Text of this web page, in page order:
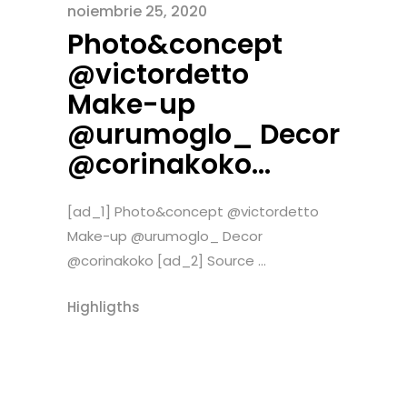
noiembrie 25, 2020
Photo&concept
@victordetto
Make-up
@urumoglo_ Decor
@corinakoko…
[ad_1] Photo&concept @victordetto
Make-up @urumoglo_ Decor
@corinakoko [ad_2] Source ...
Highligths